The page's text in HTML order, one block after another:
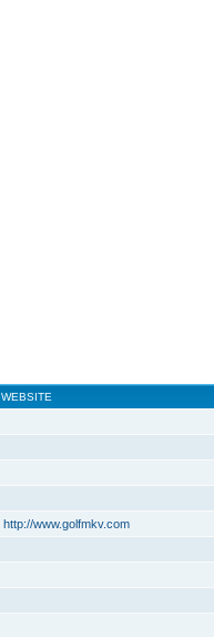
WEBSITE
http://www.golfmkv.com